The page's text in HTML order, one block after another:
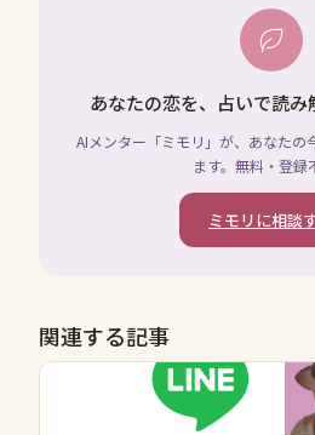
あなたの恋を、占いで読
AIメンター「ミモリ」が、あなたの
ます。無料・登録
ミモリに相談
関連する記事